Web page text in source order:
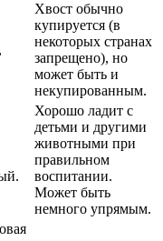
Хвост обычно
купируется (в
некоторых странах
запрещено), но
может быть и
некупированным.
Хорошо ладит с
детьми и другими
животными при
правильном
воспитании.
Может быть
немного упрямым.